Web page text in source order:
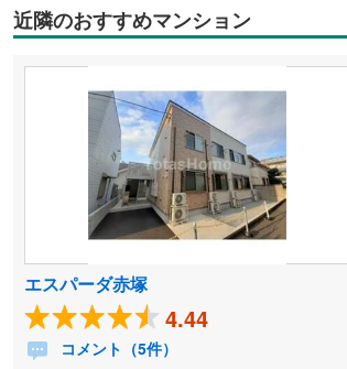
近隣のおすすめマンション
エスパーダ赤塚
4.44
コメント（5件）